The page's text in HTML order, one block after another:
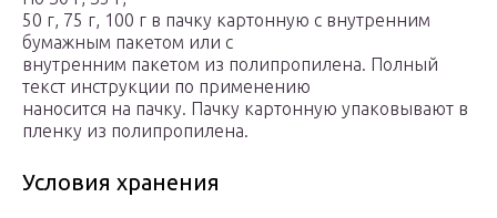
50 г, 75 г, 100 г в пачку картонную с внутренним
бумажным пакетом или с
внутренним пакетом из полипропилена. Полный
текст инструкции по применению
наносится на пачку. Пачку картонную упаковывают в
пленку из полипропилена.
Условия хранения